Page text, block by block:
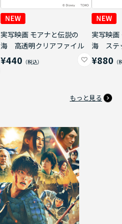
実写映画 モアナと伝説の
海 高透明クリアファイル
¥440
実写映画
海 ステ
¥880
もっと見る